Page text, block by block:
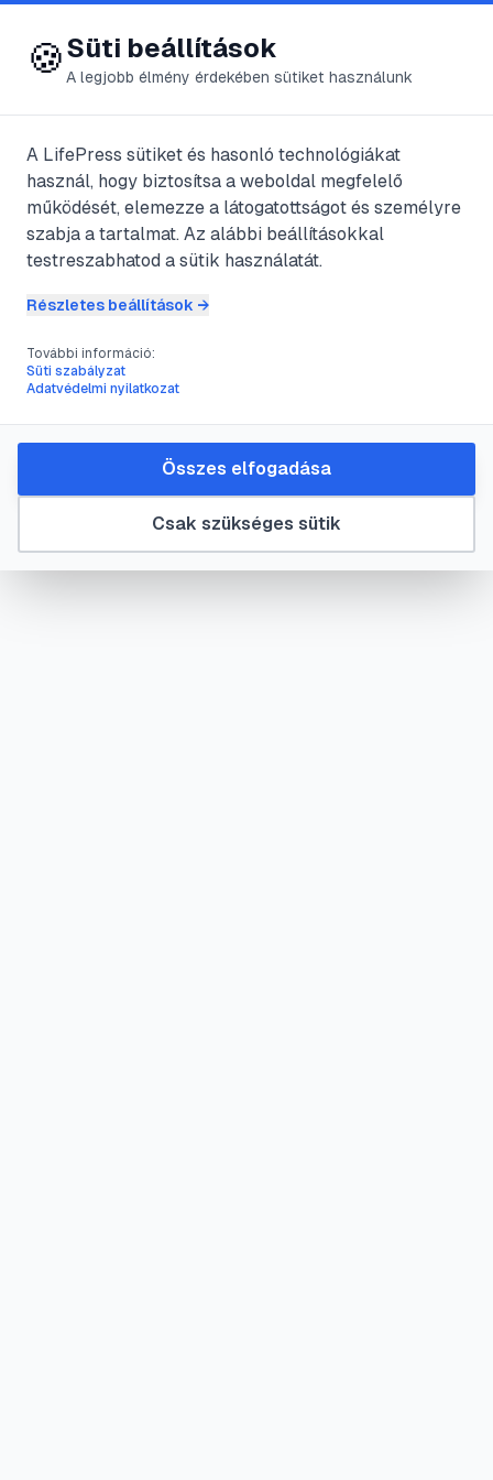
😍 LifePress
📁Repülés
cikk található ebben a kategóriában
Hogyan kerüljük el a
füldugulást repülés közben?
@Norbika•2011. aug. 29.•1perc olvasás
🍪Süti beállítások
A legjobb élmény érdekében sütiket használunk
A LifePress sütiket és hasonló technológiákat
használ, hogy biztosítsa a weboldal megfelelő
működését, elemezze a látogatottságot és személyre
szabja a tartalmat. Az alábbi beállításokkal
testreszabhatod a sütik használatát.
Részletes beállítások →
További információ:
Süti szabályzat
Adatvédelmi nyilatkozat
Csak szükséges sütik
Összes elfogadása